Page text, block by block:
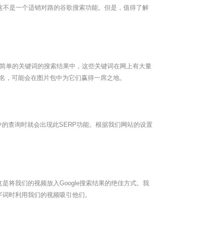
是一个适销对路的谷歌搜索功能。但是，值得了解
单的关键词的搜索结果中，这些关键词在网上有大量
可能会在图片包中为它们赢得一席之地。
查询时就会出现此SERP功能。根据我们网站的设置
将我们的视频放入Google搜索结果的绝佳方式。我
时利用我们的视频吸引他们。